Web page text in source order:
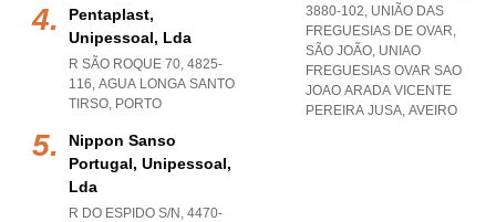
Pentaplast,
Unipessoal, Lda
R SÃO ROQUE 70, 4825-
116, AGUA LONGA SANTO
TIRSO, PORTO
Nippon Sanso
Portugal, Unipessoal,
Lda
R DO ESPIDO S/N, 4470-
3880-102, UNIÃO DAS
FREGUESIAS DE OVAR,
SÃO JOÃO, UNIAO
FREGUESIAS OVAR SAO
JOAO ARADA VICENTE
PEREIRA JUSA, AVEIRO